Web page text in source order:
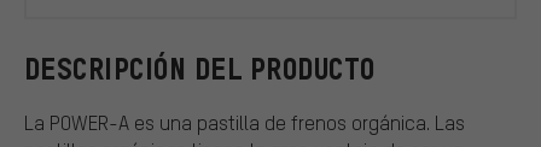
DESCRIPCIÓN DEL PRODUCTO
La POWER-A es una pastilla de frenos orgánica. Las